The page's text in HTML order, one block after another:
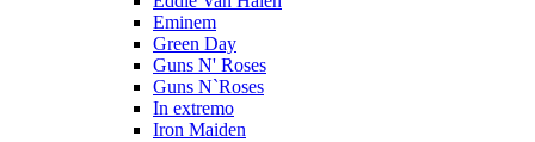
Eminem
Green Day
Guns N' Roses
Guns N`Roses
In extremo
Iron Maiden